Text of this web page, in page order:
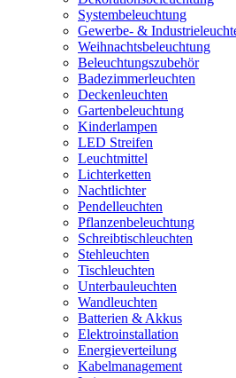
Systembeleuchtung
Gewerbe- &
Weihnachtsbeleuchtung
Beleuchtungszubehör
Badezimmerleuchten
Deckenleuchten
Gartenbeleuchtung
Kinderlampen
LED Streifen
Leuchtmittel
Lichterketten
Nachtlichter
Pendelleuchten
Pflanzenbeleuchtung
Schreibtischleuchten
Stehleuchten
Tischleuchten
Unterbauleuchten
Wandleuchten
Batterien & Akkus
Elektroinstallation
Energieverteilung
Kabelmanagement